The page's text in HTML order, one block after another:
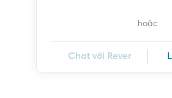
hoặc
Chat với Rever